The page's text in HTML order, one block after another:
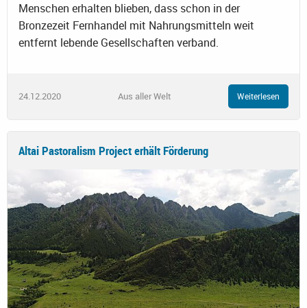
Menschen erhalten blieben, dass schon in der
Bronzezeit Fernhandel mit Nahrungsmitteln weit
entfernt lebende Gesellschaften verband.
24.12.2020 Aus aller Welt Weiterlesen
Altai Pastoralism Project erhält Förderung